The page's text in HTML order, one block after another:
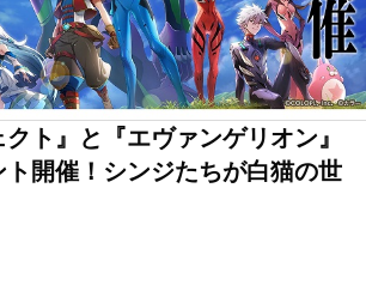
クト』と『エヴァンゲリオン』
開催！シンジたちが白猫の世